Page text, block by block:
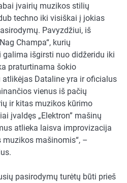
įvairių muzikos stilių
techno iki visiškai į jokias
Pavyzdžiui, iš
Champa“, kurių
išgirsti nuo didžeridu iki
praturtinama šokio
Dataline yra ir oficialus
vienus iš pačių
ir kitas muzikos kūrimo
įvaldęs „Elektron” mašinų
atlieka laisva improvizacija
mašinomis“, –
pasirodymų turėtų būti prieš